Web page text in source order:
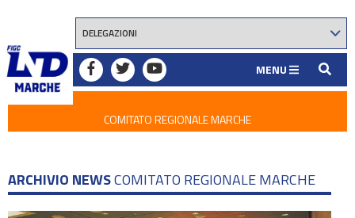
MENU
COMITATO REGIONALE MARCHE
ARCHIVIO NEWSCOMITATO REGIONALE MARCHE